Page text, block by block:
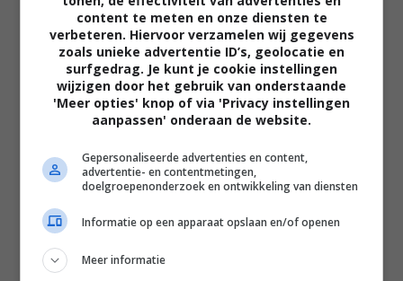
'Motor City': te raar voor de
commerciële bios, maar te veel
gelikte actie voor de filmhuizen.
'De Gaulle: Résistance': humor,
geschiedenisles tot meeslepende
publieksfilm
en Ian McKellen zijn als de
content te meten en onze diensten te
verbeteren. Hiervoor verzamelen wij gegevens
zoals unieke advertentie ID’s, geolocatie en
surfgedrag. Je kunt je cookie instellingen
wijzigen door het gebruik van onderstaande
'Meer opties' knop of via 'Privacy instellingen
aanpassen' onderaan de website.
Gepersonaliseerde advertenties en content,
advertentie- en contentmetingen,
doelgroepenonderzoek en ontwikkeling van diensten
Informatie op een apparaat opslaan en/of openen
Meer informatie